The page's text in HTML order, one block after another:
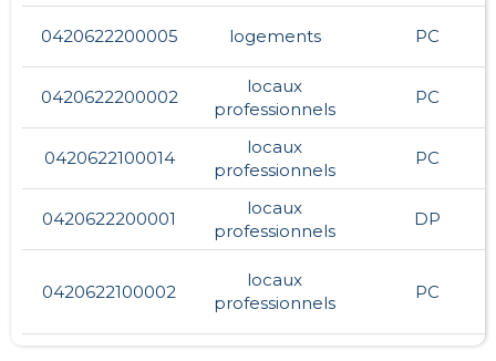
0420622200005 logements PC
0420622200002
locaux
professionnels
PC
0420622100014
locaux
professionnels
PC
0420622200001
locaux
professionnels
DP
0420622100002
locaux
professionnels
PC